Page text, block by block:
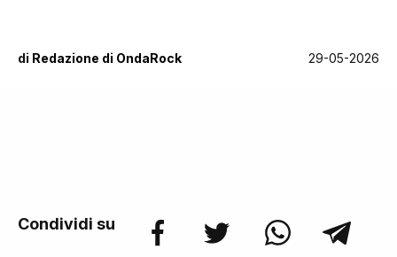
di Redazione di OndaRock 29-05-2026
Condividi su